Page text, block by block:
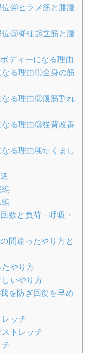
位④ヒラメ筋と腓腹
位⑤脊柱起立筋と腹
ディーになる理由
なる理由①全身の筋
なる理由②腹筋割れ
なる理由③猫背改善
なる理由④たくまし
編
編
数と負荷・呼吸・
間違ったやり方と
やり方
いやり方
を防ぎ回復を早め
ッチ
トレッチ